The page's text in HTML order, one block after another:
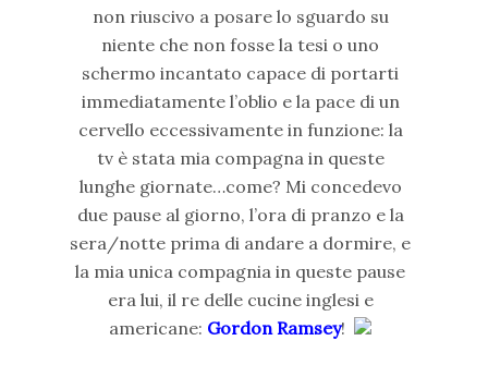
non riuscivo a posare lo sguardo su
niente che non fosse la tesi o uno
schermo incantato capace di portarti
immediatamente l’oblio e la pace di un
cervello eccessivamente in funzione: la
tv è stata mia compagna in queste
lunghe giornate…come? Mi concedevo
due pause al giorno, l’ora di pranzo e la
sera/notte prima di andare a dormire, e
la mia unica compagnia in queste pause
era lui, il re delle cucine inglesi e
americane: Gordon Ramsey!